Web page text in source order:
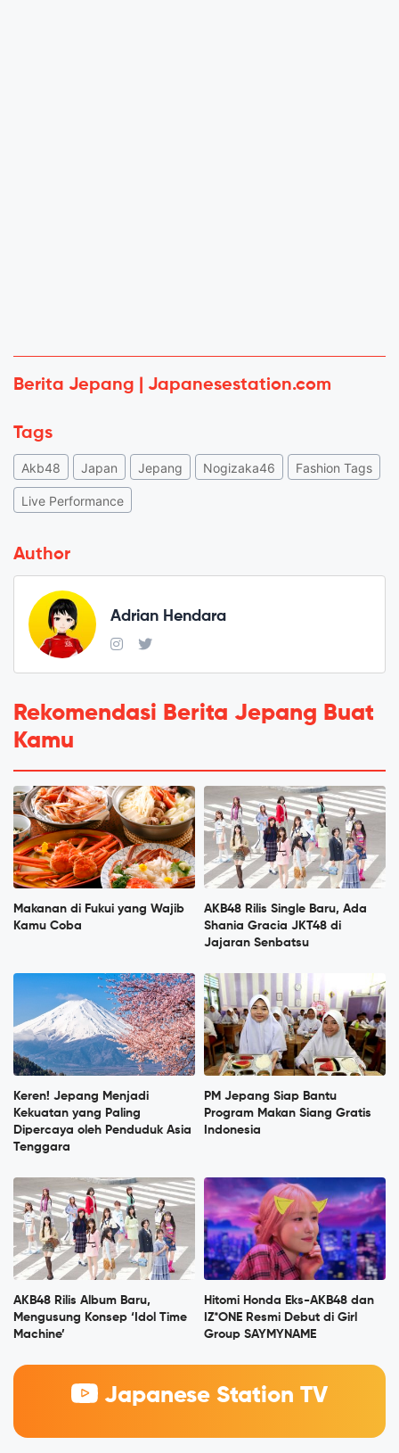
Berita Jepang | Japanesestation.com
Tags
Akb48 Japan Jepang Nogizaka46 Fashion Tags
Live Performance
Author
Adrian Hendara
Rekomendasi Berita Jepang Buat
Kamu
Makanan di Fukui yang Wajib
Kamu Coba
AKB48 Rilis Single Baru, Ada
Shania Gracia JKT48 di
Jajaran Senbatsu
Keren! Jepang Menjadi
Kekuatan yang Paling
Dipercaya oleh Penduduk Asia
Tenggara
PM Jepang Siap Bantu
Program Makan Siang Gratis
Indonesia
AKB48 Rilis Album Baru,
Mengusung Konsep ‘Idol Time
Machine’
Hitomi Honda Eks-AKB48 dan
IZ*ONE Resmi Debut di Girl
Group SAYMYNAME
Japanese Station TV